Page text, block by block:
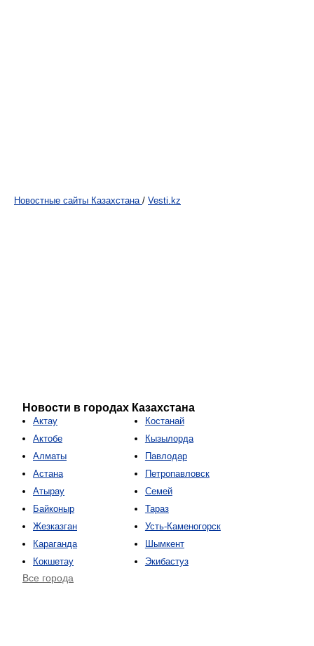
Новостные сайты Казахстана / Vesti.kz
Новости в городах Казахстана
Актау
Актобе
Алматы
Астана
Атырау
Байконыр
Жезказган
Караганда
Кокшетау
Костанай
Кызылорда
Павлодар
Петропавловск
Семей
Тараз
Усть-Каменогорск
Шымкент
Экибастуз
Все города